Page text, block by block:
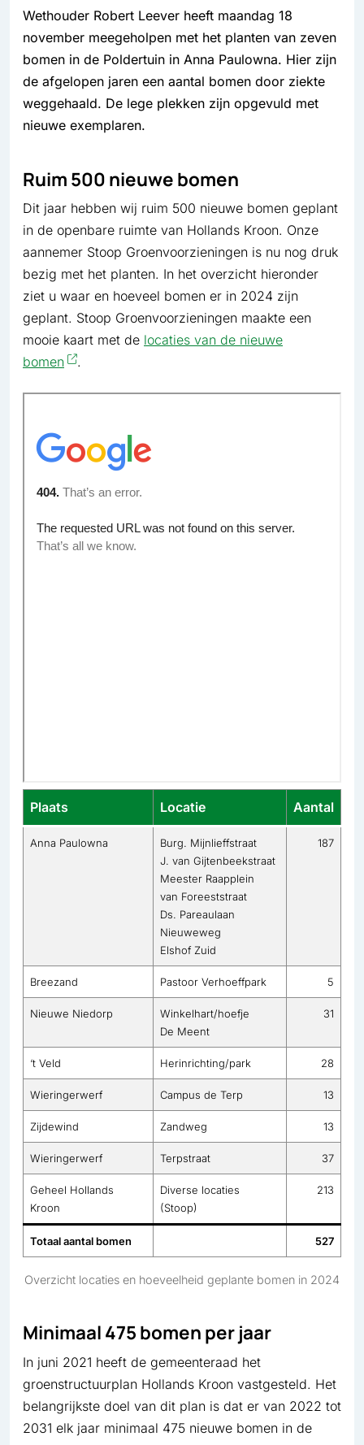
Wethouder Robert Leever heeft maandag 18
november meegeholpen met het planten van zeven
bomen in de Poldertuin in Anna Paulowna. Hier zijn
de afgelopen jaren een aantal bomen door ziekte
weggehaald. De lege plekken zijn opgevuld met
nieuwe exemplaren.
Ruim 500 nieuwe bomen
Dit jaar hebben wij ruim 500 nieuwe bomen geplant
in de openbare ruimte van Hollands Kroon. Onze
aannemer Stoop Groenvoorzieningen is nu nog druk
bezig met het planten. In het overzicht hieronder
ziet u waar en hoeveel bomen er in 2024 zijn
geplant. Stoop Groenvoorzieningen maakte een
mooie kaart met de locaties van de nieuwe
bomen
.
Plaats Locatie Aantal
Anna Paulowna
Burg. Mijnlieffstraat
J. van Gijtenbeekstraat
Meester Raapplein
van Foreeststraat
Ds. Pareaulaan
Nieuweweg
Elshof Zuid
187
Breezand Pastoor Verhoeffpark 5
Nieuwe Niedorp
Winkelhart/hoefje
De Meent
31
‘t Veld Herinrichting/park 28
Wieringerwerf Campus de Terp 13
Zijdewind Zandweg 13
Wieringerwerf Terpstraat 37
Geheel Hollands
Kroon
Diverse locaties
(Stoop)
213
Totaal aantal bomen 527
Overzicht locaties en hoeveelheid geplante bomen in 2024
Minimaal 475 bomen per jaar
In juni 2021 heeft de gemeenteraad het
groenstructuurplan Hollands Kroon vastgesteld. Het
belangrijkste doel van dit plan is dat er van 2022 tot
2031 elk jaar minimaal 475 nieuwe bomen in de